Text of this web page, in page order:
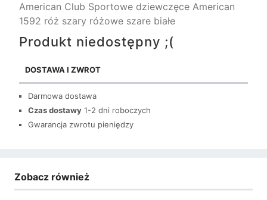
American Club Sportowe dziewczęce American
1592 róż szary różowe szare białe
Produkt niedostępny ;(
DOSTAWA I ZWROT
Darmowa dostawa
Czas dostawy 1-2 dni roboczych
Gwarancja zwrotu pieniędzy
Zobacz również